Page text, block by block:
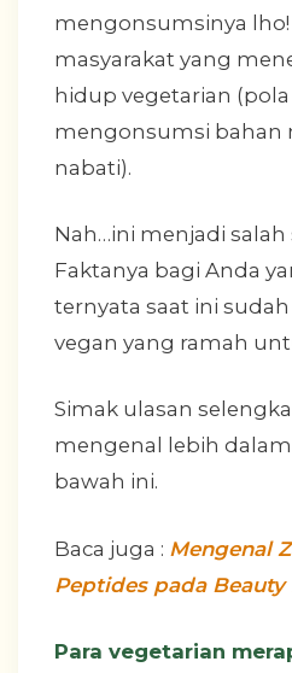
mengonsumsinya lho!
masyarakat yang
hidup vegetarian
mengonsumsi bahan
nabati).
Nah…ini menjadi
Faktanya bagi Anda
ternyata saat ini
vegan yang ramah
Simak ulasan
mengenal lebih
bawah ini.
Baca juga : Mengenal
Peptides pada Beauty
Para vegetarian